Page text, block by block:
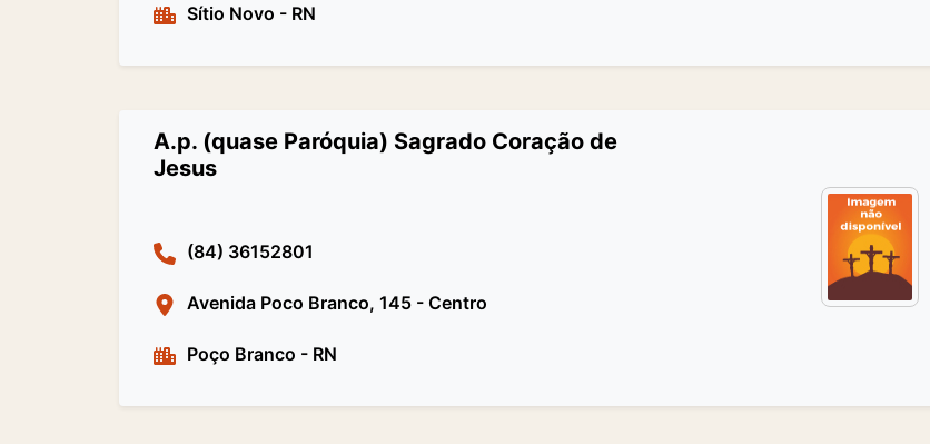
Sítio Novo - RN
A.p. (quase Paróquia) Sagrado Coração de
Jesus
(84) 36152801
Avenida Poco Branco, 145 - Centro
Poço Branco - RN